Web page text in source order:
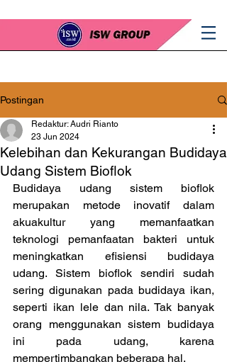
Postingan
Kelebihan dan Kekurangan Budidaya
Udang Sistem Bioflok
Redaktur: Audri Rianto
23 Jun 2024
Budidaya udang sistem bioflok
merupakan metode inovatif dalam
akuakultur yang memanfaatkan
teknologi pemanfaatan bakteri untuk
meningkatkan efisiensi budidaya
udang. Sistem bioflok sendiri sudah
sering digunakan pada budidaya ikan,
seperti ikan lele dan nila. Tak banyak
orang menggunakan sistem budidaya
ini pada udang, karena
mempertimbangkan beberapa hal.